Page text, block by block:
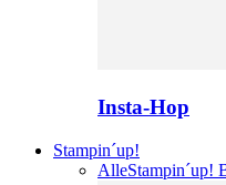
Insta-Hop
Stampin´up!
AlleStampin´up!